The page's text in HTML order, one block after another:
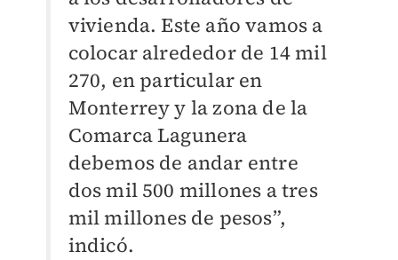
vivienda. Este año vamos a
colocar alrededor de 14 mil
270, en particular en
Monterrey y la zona de la
Comarca Lagunera
debemos de andar entre
dos mil 500 millones a tres
mil millones de pesos”,
indicó.